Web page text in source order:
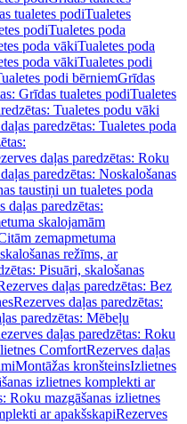
tualetes podiTualetes
podiTualetes poda
poda vākiTualetes poda
poda vākiTualetes podi
podi bērniemGrīdas
Grīdas tualetes podiTualetes
Tualetes podu vāki
paredzētas: Tualetes poda
daļas paredzētas: Roku
paredzētas: Noskalošanas
taustiņi un tualetes poda
daļas paredzētas:
skalojamām
zemapmetuma
režīms, ar
Pisuāri, skalošanas
daļas paredzētas: Bez
Rezerves daļas paredzētas:
paredzētas: Mēbeļu
daļas paredzētas: Roku
ComfortRezerves daļas
Montāžas kronšteinsIzlietnes
izlietnes komplekti ar
Roku mazgāšanas izlietnes
ar apakšskapiRezerves